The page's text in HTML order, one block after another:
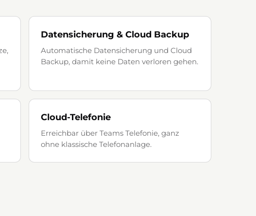
Datensicherung & Cloud Backup
Automatische Datensicherung und Cloud
Backup, damit keine Daten verloren gehen.
Cloud-Telefonie
Erreichbar über Teams Telefonie, ganz
ohne klassische Telefonanlage.